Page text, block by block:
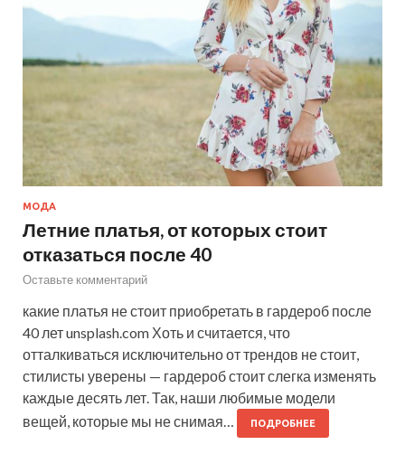
МОДА
Летние платья, от которых стоит
отказаться после 40
Оставьте комментарий
какие платья не стоит приобретать в гардероб после
40 лет unsplash.com Хоть и считается, что
отталкиваться исключительно от трендов не стоит,
стилисты уверены — гардероб стоит слегка изменять
каждые десять лет. Так, наши любимые модели
вещей, которые мы не снимая…
ПОДРОБНЕЕ